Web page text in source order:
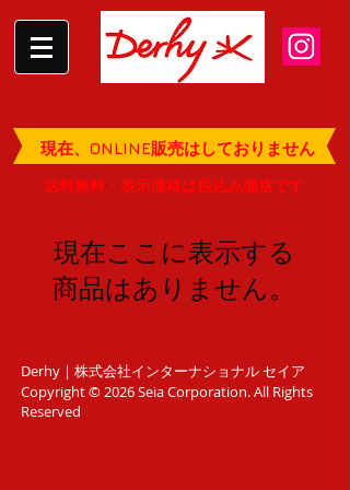
現在、ONLINE販売はしておりません
送料無料・表示価格は税込み価格です
現在ここに表示する
商品はありません。
Derhy | 株式会社インターナショナル セイア
Copyright © 2026 Seia Corporation.All Rights
Reserved